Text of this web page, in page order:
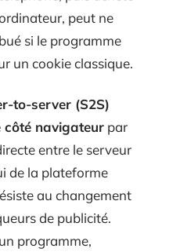
peut ne
si le programme
un cookie classique.
to-server (S2S)
côté navigateur par
entre le serveur
de la plateforme
au changement
de publicité.
programme,